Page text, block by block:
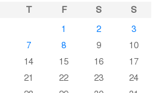
T F S
S
1
2
3
7 8 9
10
14 15 16
17
21 22 23
24